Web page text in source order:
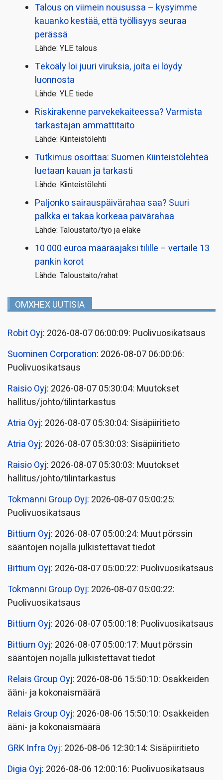
Talous on viimein nousussa – kysyimme
kauanko kestää, että työllisyys seuraa
perässä
Lähde: YLE talous
Tekoäly loi juuri viruksia, joita ei löydy
luonnosta
Lähde: YLE tiede
Riskirakenne parvekekaiteessa? Varmista
tarkastajan ammattitaito
Lähde: Kiinteistölehti
Tutkimus osoittaa: Suomen Kiinteistölehteä
luetaan kauan ja tarkasti
Lähde: Kiinteistölehti
Paljonko sairauspäivä­rahaa saa? Suuri
palkka ei takaa korkeaa päivärahaa
Lähde: Taloustaito/työ ja eläke
10 000 euroa määräajaksi tilille – vertaile 13
pankin korot
Lähde: Taloustaito/rahat
OMXHEX UUTISIA
Robit Oyj: 2026-08-07 06:00:09: Puolivuosikatsaus
Suominen Corporation: 2026-08-07 06:00:06:
Puolivuosikatsaus
Raisio Oyj: 2026-08-07 05:30:04: Muutokset
hallitus/johto/tilintarkastus
Atria Oyj: 2026-08-07 05:30:04: Sisäpiiritieto
Atria Oyj: 2026-08-07 05:30:03: Sisäpiiritieto
Raisio Oyj: 2026-08-07 05:30:03: Muutokset
hallitus/johto/tilintarkastus
Tokmanni Group Oyj: 2026-08-07 05:00:25:
Puolivuosikatsaus
Bittium Oyj: 2026-08-07 05:00:24: Muut pörssin
sääntöjen nojalla julkistettavat tiedot
Bittium Oyj: 2026-08-07 05:00:22: Puolivuosikatsaus
Tokmanni Group Oyj: 2026-08-07 05:00:22:
Puolivuosikatsaus
Bittium Oyj: 2026-08-07 05:00:18: Puolivuosikatsaus
Bittium Oyj: 2026-08-07 05:00:17: Muut pörssin
sääntöjen nojalla julkistettavat tiedot
Relais Group Oyj: 2026-08-06 15:50:10: Osakkeiden
ääni- ja kokonaismäärä
Relais Group Oyj: 2026-08-06 15:50:10: Osakkeiden
ääni- ja kokonaismäärä
GRK Infra Oyj: 2026-08-06 12:30:14: Sisäpiiritieto
Digia Oyj: 2026-08-06 12:00:16: Puolivuosikatsaus